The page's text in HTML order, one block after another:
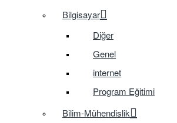
Bilgisayar
Diğer
Genel
internet
Program Eğitimi
Bilim-Mühendislik